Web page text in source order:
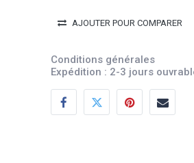
AJOUTER POUR COMPARER
Conditions générales
Expédition : 2-3 jours